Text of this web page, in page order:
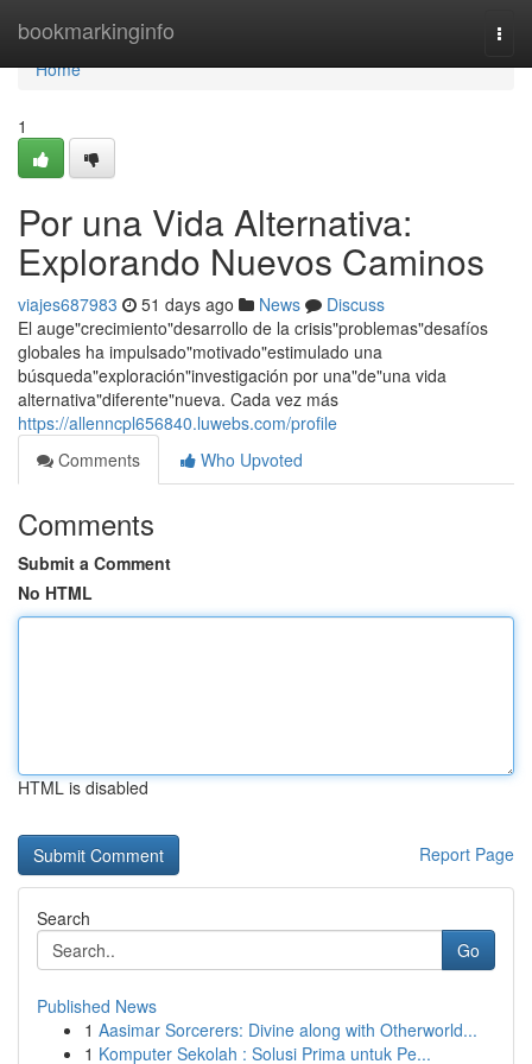
bookmarkinginfo
Home
Home
1
Por una Vida Alternativa:
Explorando Nuevos Caminos
viajes687983 51 days ago News
Discuss
El auge"crecimiento"desarrollo de la crisis"problemas"desafíos
globales ha impulsado"motivado"estimulado una
búsqueda"exploración"investigación por una"de"una vida
alternativa"diferente"nueva. Cada vez más
https://allenncpl656840.luwebs.com/profile
Comments
Who Upvoted
Comments
Submit a Comment
No HTML
HTML is disabled
Report Page
Search
Go
Published News
1 Aasimar Sorcerers: Divine along with Otherworld...
1 Komputer Sekolah : Solusi Prima untuk Pe...